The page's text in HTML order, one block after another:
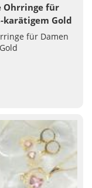
Ohrringe für
karätigem Gold
für Damen